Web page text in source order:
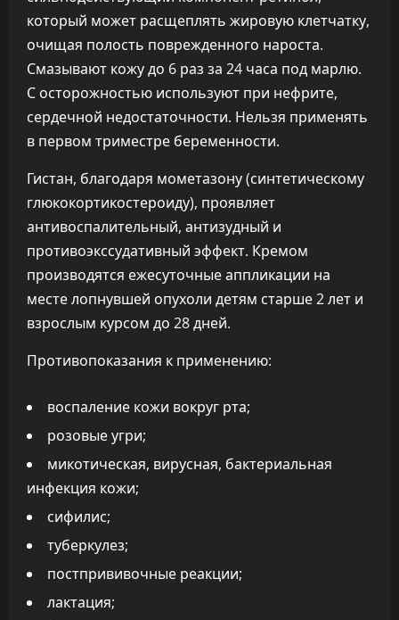
который может расщеплять жировую клетчатку,
очищая полость поврежденного нароста.
Смазывают кожу до 6 раз за 24 часа под марлю.
С осторожностью используют при нефрите,
сердечной недостаточности. Нельзя применять
в первом триместре беременности.
Гистан, благодаря мометазону (синтетическому
глюкокортикостероиду), проявляет
антивоспалительный, антизудный и
противоэкссудативный эффект. Кремом
производятся ежесуточные аппликации на
месте лопнувшей опухоли детям старше 2 лет и
взрослым курсом до 28 дней.
Противопоказания к применению:
воспаление кожи вокруг рта;
розовые угри;
микотическая, вирусная, бактериальная
инфекция кожи;
сифилис;
туберкулез;
постпрививочные реакции;
лактация;